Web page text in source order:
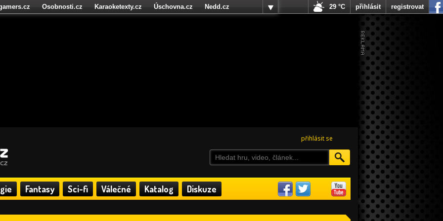
přihlásit se
Fantasy Sci-fi Válečné Katalog Diskuze
Osobnosti.cz Karaoketexty.cz Úschovna.cz
Nedd.cz
29 °C přihlásit registrovat